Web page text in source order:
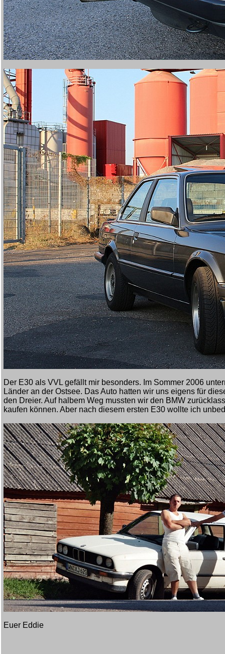
Der E30 als VVL gefällt mir besonders. Im Sommer 2006
Länder an der Ostsee. Das Auto hatten wir uns eigens für
den Dreier. Auf halbem Weg mussten wir den BMW
kaufen können. Aber nach diesem ersten E30 wollte ich
Euer Eddie